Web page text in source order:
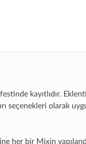
kayıtlıdır.
seçenekleri olarak
her bir Mixin